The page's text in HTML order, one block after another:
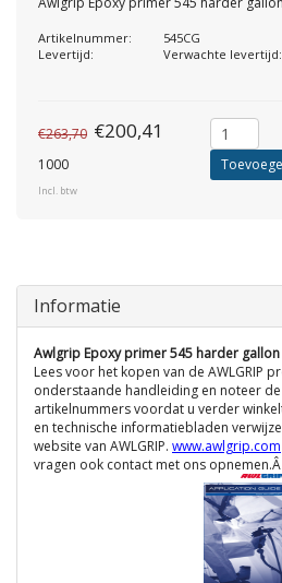
Artikelnummer:
545CG
Levertijd:
Verwachte
€263,70 €200,41
1000
Incl. btw
Informatie
Awlgrip Epoxy primer 545 harder gallon
Lees voor het kopen van de AWLGRIP
onderstaande handleiding en noteer
artikelnummers voordat u verder
en technische informatiebladen
website van AWLGRIP. www.awlgrip.com
vragen ook contact met ons opnemen.Â